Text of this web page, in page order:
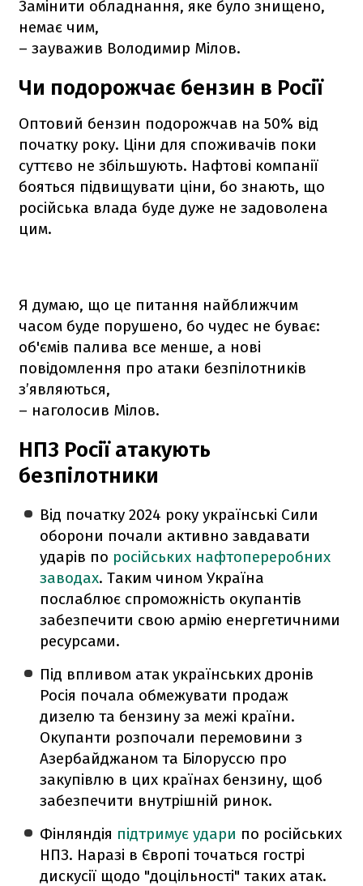
Замінити обладнання, яке було знищено,
немає чим,
– зауважив Володимир Мілов.
Чи подорожчає бензин в Росії
Оптовий бензин подорожчав на 50% від
початку року. Ціни для споживачів поки
суттєво не збільшують. Нафтові компанії
бояться підвищувати ціни, бо знають, що
російська влада буде дуже не задоволена
цим.
Я думаю, що це питання найближчим
часом буде порушено, бо чудес не буває:
об'ємів палива все менше, а нові
повідомлення про атаки безпілотників
з’являються,
– наголосив Мілов.
НПЗ Росії атакують
безпілотники
Від початку 2024 року українські Сили
оборони почали активно завдавати
ударів по російських нафтопереробних
заводах. Таким чином Україна
послаблює спроможність окупантів
забезпечити свою армію енергетичними
ресурсами.
Під впливом атак українських дронів
Росія почала обмежувати продаж
дизелю та бензину за межі країни.
Окупанти розпочали перемовини з
Азербайджаном та Білоруссю про
закупівлю в цих країнах бензину, щоб
забезпечити внутрішній ринок.
Фінляндія підтримує удари по російських
НПЗ. Наразі в Європі точаться гострі
дискусії щодо "доцільності" таких атак.